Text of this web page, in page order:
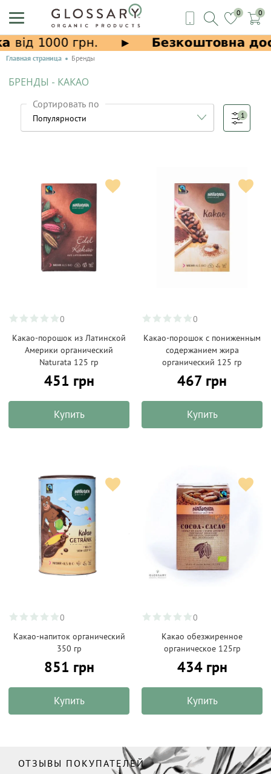
0 0
Главная страница Бренды
БРЕНДЫ - КАКАО
Сортировать по
1
0
Какао-порошок из Латинской
Америки органический
Naturata 125 гр
451 грн
Купить
0
Какао-порошок с пониженным
содержанием жира
органический 125 гр
467 грн
Купить
0
Какао-напиток органический
350 гр
851 грн
Купить
0
Какао обезжиренное
органическое 125гр
434 грн
Купить
ОТЗЫВЫ ПОКУПАТЕЛЕЙ